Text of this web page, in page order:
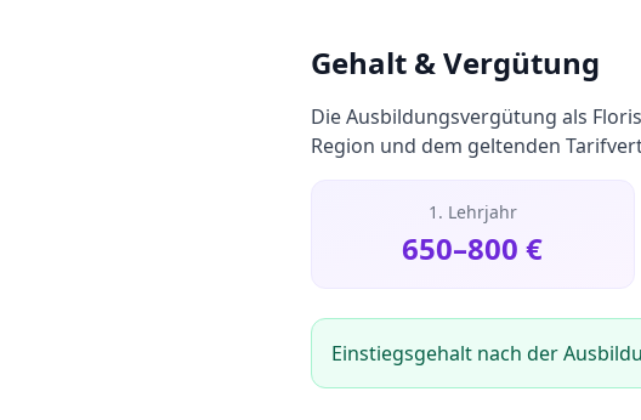
Gehalt & Vergütung
Die Ausbildungsvergütung als
Region und dem geltenden
1. Lehrjahr
650–800 €
Einstiegsgehalt nach der